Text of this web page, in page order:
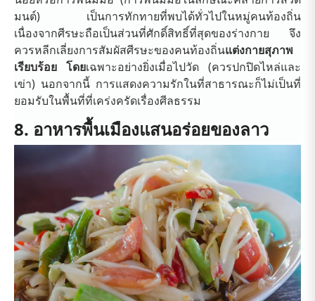
มนต์) เป็นการทักทายที่พบได้ทั่วไปในหมู่คนท้องถิ่น
เนื่องจากศีรษะถือเป็นส่วนที่ศักดิ์สิทธิ์ที่สุดของร่างกาย จึง
ควรหลีกเลี่ยงการสัมผัสศีรษะของคนท้องถิ่นแต่งกายสุภาพ
เรียบร้อย โดยเฉพาะอย่างยิ่งเมื่อไปวัด (ควรปกปิดไหล่และ
เข่า) นอกจากนี้ การแสดงความรักในที่สาธารณะก็ไม่เป็นที่
ยอมรับในพื้นที่ที่เคร่งครัดเรื่องศีลธรรม
8. อาหารพื้นเมืองแสนอร่อยของลาว